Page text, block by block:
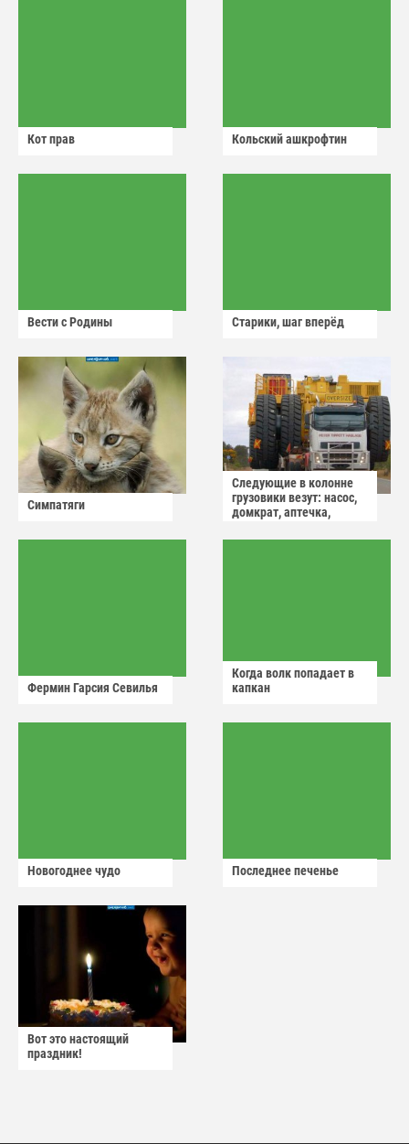
Кот прав Кольский ашкрофтин
Вести с Родины Старики, шаг вперёд
Симпатяги
Следующие в колонне
грузовики везут: насос,
домкрат, аптечка,
Фермин Гарсия Севилья
Когда волк попадает в
капкан
Новогоднее чудо Последнее печенье
Вот это настоящий
праздник!